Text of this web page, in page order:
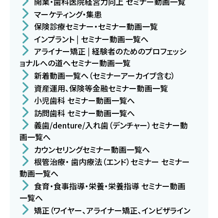
マーケティング・集患
保険診療セミナー・セミナー動画一覧
インプラント | セミナー動画一覧へ
アライナー矯正 | 経験者のためのプロフェッシ
ョナルへの道へセミナー動画一覧
新着動画一覧へ（セミナーアーカイブ含む）
資産運用、保険等金融セミナー動画一覧
小児歯科 セミナー動画一覧へ
訪問歯科 セミナー動画一覧へ
義歯/denture/入れ歯（デンチャー）セミナー動
画一覧へ
カウンセリングセミナー動画一覧へ
根管治療・ 歯内療法（エンド）セミナー セミナー
動画一覧へ
食育・食事指導・栄養・栄養指導 セミナー動画
一覧へ
矯正（ワイヤー、アライナー矯正、インビザライン